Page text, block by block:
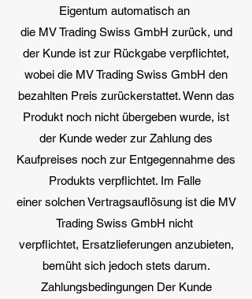
Eigentum automatisch an
die MV Trading Swiss GmbH zurück, und
der Kunde ist zur Rückgabe verpflichtet,
wobei die MV Trading Swiss GmbH den
bezahlten Preis zurückerstattet. Wenn das
Produkt noch nicht übergeben wurde, ist
der Kunde weder zur Zahlung des
Kaufpreises noch zur Entgegennahme des
Produkts verpflichtet. Im Falle
einer solchen Vertragsauflösung ist die MV
Trading Swiss GmbH nicht
verpflichtet, Ersatzlieferungen anzubieten,
bemüht sich jedoch stets darum.
Zahlungsbedingungen Der Kunde